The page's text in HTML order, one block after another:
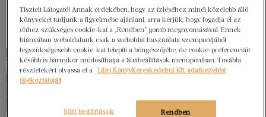
Tisztelt Látogató! Annak érdekében, hogy az ízléséhez minél közelebb álló
könyveket tudjunk a figyelmébe ajánlani, arra kérjük, hogy fogadja el az
ehhez szükséges cookie-kat a „Rendben” gomb megnyomásával. Ennek
hiányában weboldalunk csak a weboldal használata szempontjából
legszükségesebb cookie-kat telepíti a böngészőjébe, de cookie-preferenciáit
később is bármikor módosíthatja a Sütibeállítások menüpontban. További
részletekért olvassa el a
Libri Könyvkereskedelmi Kft. adatkezelési
tájékoztatóját!
Rendben
Süti beállítások